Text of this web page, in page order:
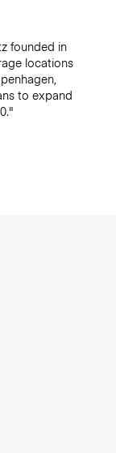
founded in
locations
to expand